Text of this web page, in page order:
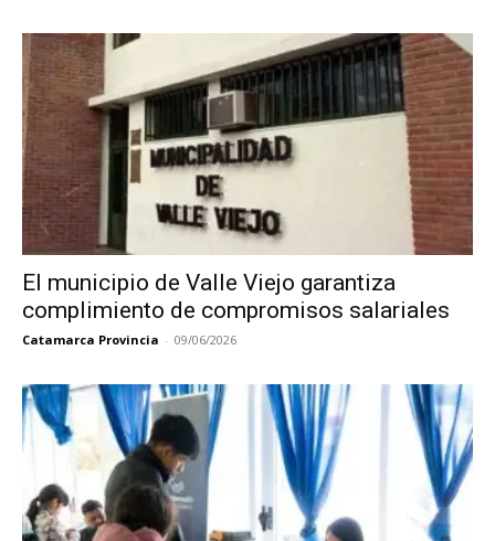
El municipio de Valle Viejo garantiza
complimiento de compromisos salariales
Catamarca Provincia - 09/06/2026